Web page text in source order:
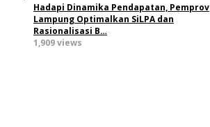
Hadapi Dinamika Pendapatan, Pemprov
Lampung Optimalkan SiLPA dan
Rasionalisasi B…
1,909 views